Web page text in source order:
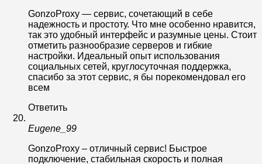
GonzoProxy — сервис, сочетающий в себе
надежность и простоту. Что мне особенно нравится,
так это удобный интерфейс и разумные цены. Стоит
отметить разнообразие серверов и гибкие
настройки. Идеальный опыт использования
социальных сетей, круглосуточная поддержка,
спасибо за этот сервис, я бы порекомендовал его
всем
Ответить
Eugene_99
GonzoProxy – отличный сервис! Быстрое
подключение, стабильная скорость и полная